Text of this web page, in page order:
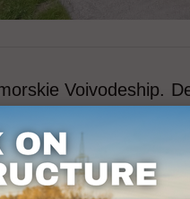
Voivodeship.
lange og